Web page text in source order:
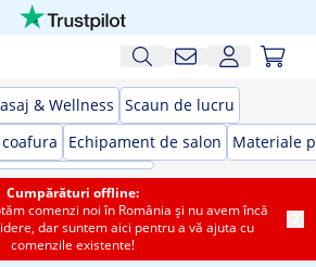
& Wellness Scaun de lucru
Echipament de salon Materiale
Cumpărături offline:
comenzi noi în România și nu avem încă
dar suntem aici pentru a vă ajuta cu
comenzile existente!